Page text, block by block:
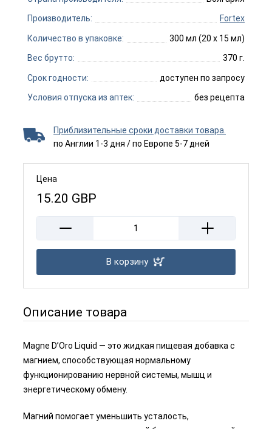
Производитель: Fortex
Количество в упаковке: 300 мл (20 x 15 мл)
Вес брутто: 370 г.
Срок годности: доступен по запросу
Условия отпуска из аптек: без рецепта
Приблизительные сроки доставки товара.
по Англии 1-3 дня / по Европе 5-7 дней
Цена
15.20 GBP
В корзину
Описание товара
Magne D’Oro Liquid — это жидкая пищевая добавка с
магнием, способствующая нормальному
функционированию нервной системы, мышц и
энергетическому обмену.
Магний помогает уменьшить усталость,